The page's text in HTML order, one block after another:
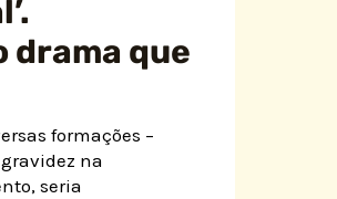
drama que
formações –
na
seria